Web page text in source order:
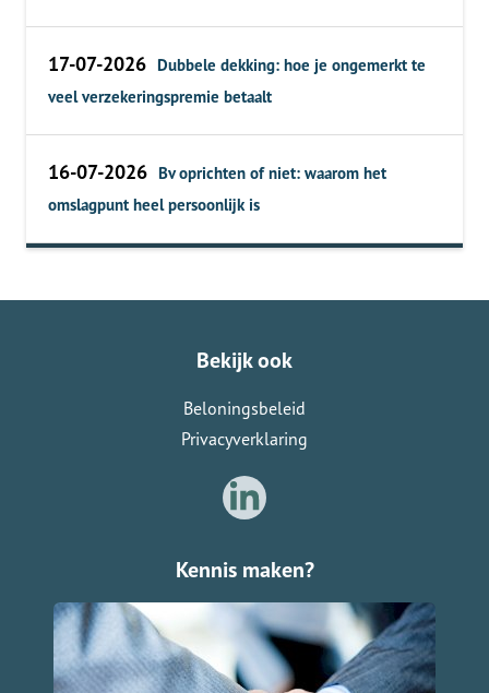
17-07-2026 Dubbele dekking: hoe je ongemerkt te
veel verzekeringspremie betaalt
16-07-2026 Bv oprichten of niet: waarom het
omslagpunt heel persoonlijk is
Bekijk ook
Beloningsbeleid
Privacyverklaring
Kennis maken?